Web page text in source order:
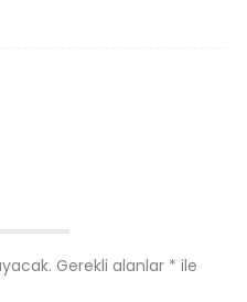
Gerekli alanlar * ile